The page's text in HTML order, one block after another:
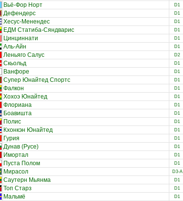
Вьё-Фор Норт D1
Дефендерс D1
Хесус-Менендес D1
ЕДМ Статиба-Сяндварис D1
Цинциннати D1
Аль-Айн D1
Леньяго Салус D2
Скьольд D1
Ванфоре D1
Супер Юнайтед Спортс D1
Фалкон D1
Хохоэ Юнайтед D1
Флориана D1
Боавишта D1
Полис D1
Кхонкэн Юнайтед D1
Гурия D1
Дунав (Русе) D1
Имортал D1
Пуста Полом D1
Мирасол D3-A
Саутерн Мьянма D1
Топ Старз D1
Мальмё D1